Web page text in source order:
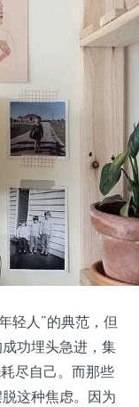
轻人”的典范，但
功埋头急进，集
尽自己。而那些
这种焦虑。因为